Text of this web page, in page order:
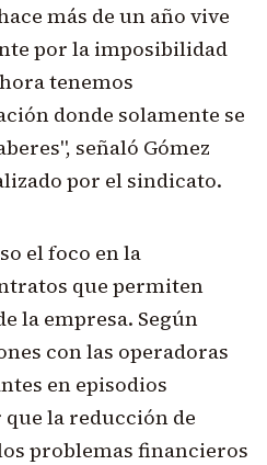
más de un año vive
por la imposibilidad
tenemos
donde solamente se
señaló Gómez
por el sindicato.
el foco en la
que permiten
la empresa. Según
con las operadoras
en episodios
la reducción de
problemas financieros